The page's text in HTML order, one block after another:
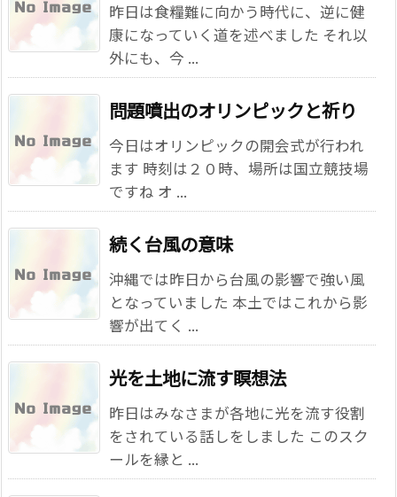
昨日は食糧難に向かう時代に、逆に健
康になっていく道を述べました それ以
外にも、今 ...
問題噴出のオリンピックと祈り
今日はオリンピックの開会式が行われ
ます 時刻は２０時、場所は国立競技場
ですね オ ...
続く台風の意味
沖縄では昨日から台風の影響で強い風
となっていました 本土ではこれから影
響が出てく ...
光を土地に流す瞑想法
昨日はみなさまが各地に光を流す役割
をされている話しをしました このスク
ールを縁と ...